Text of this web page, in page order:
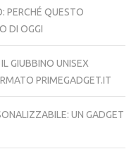
PERCHÉ QUESTO
DI OGGI
GIUBBINO UNISEX
PRIMEGADGET.IT
UN GADGET